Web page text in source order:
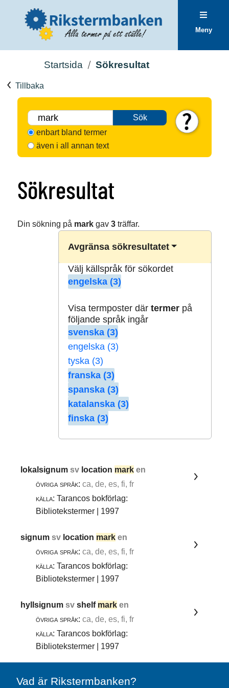
Meny
Startsida Sökresultat
Tillbaka
Sök
enbart bland termer
även i all annan text
Sökresultat
Din sökning på markgav 3träffar.
Avgränsa sökresultatet
Välj källspråk för sökordet
engelska (3)
Visa termposter där termerpå
följande språk ingår
svenska (3)
engelska (3)
tyska (3)
franska (3)
spanska (3)
katalanska (3)
finska (3)
lokalsignumsv location mark en
övriga språk: ca, de, es, fi, fr
källa: Tarancos bokförlag:
Bibliotekstermer | 1997
signumsv location mark en
övriga språk: ca, de, es, fi, fr
källa: Tarancos bokförlag:
Bibliotekstermer | 1997
hyllsignumsvshelf mark en
övriga språk: ca, de, es, fi, fr
källa: Tarancos bokförlag:
Bibliotekstermer | 1997
Vad är Rikstermbanken?